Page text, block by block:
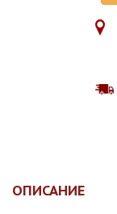
ОПИСАНИЕ